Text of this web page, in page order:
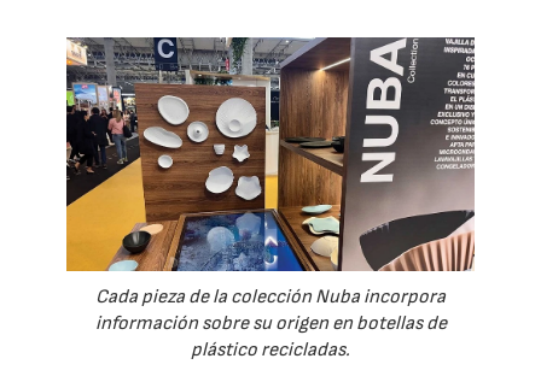
Cada pieza de la colección Nuba incorpora
información sobre su origen en botellas de
plástico recicladas.